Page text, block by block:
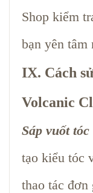
Shop kiểm
bạn yên tâm
IX. Cách
Volcanic
Sáp vuốt
tạo kiểu tóc
thao tác đơn